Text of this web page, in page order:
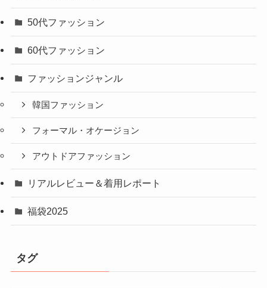
50代ファッション
60代ファッション
ファッションジャンル
韓国ファッション
フォーマル・オケージョン
アウトドアファッション
リアルレビュー＆着用レポート
福袋2025
タグ